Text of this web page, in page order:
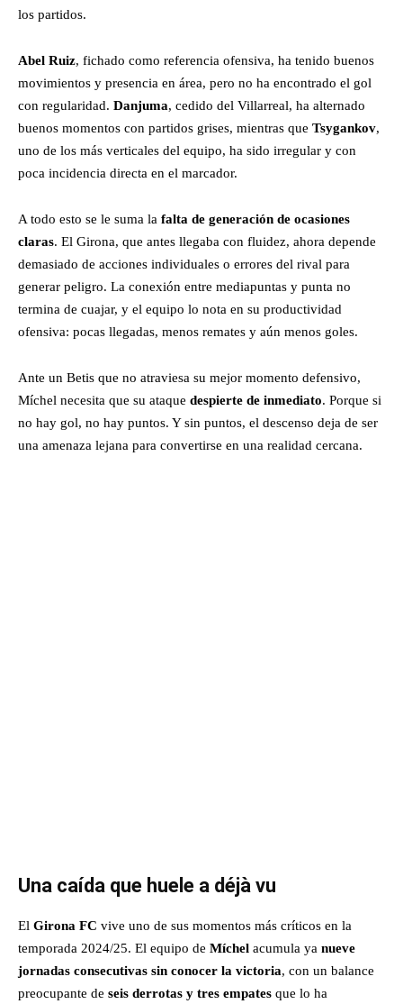
los partidos.
Abel Ruiz, fichado como referencia ofensiva, ha tenido buenos
movimientos y presencia en área, pero no ha encontrado el gol
con regularidad. Danjuma, cedido del Villarreal, ha alternado
buenos momentos con partidos grises, mientras que Tsygankov,
uno de los más verticales del equipo, ha sido irregular y con
poca incidencia directa en el marcador.
A todo esto se le suma la falta de generación de ocasiones
claras. El Girona, que antes llegaba con fluidez, ahora depende
demasiado de acciones individuales o errores del rival para
generar peligro. La conexión entre mediapuntas y punta no
termina de cuajar, y el equipo lo nota en su productividad
ofensiva: pocas llegadas, menos remates y aún menos goles.
Ante un Betis que no atraviesa su mejor momento defensivo,
Míchel necesita que su ataque despierte de inmediato. Porque si
no hay gol, no hay puntos. Y sin puntos, el descenso deja de ser
una amenaza lejana para convertirse en una realidad cercana.
Una caída que huele a déjà vu
El Girona FC vive uno de sus momentos más críticos en la
temporada 2024/25. El equipo de Míchel acumula ya nueve
jornadas consecutivas sin conocer la victoria, con un balance
preocupante de seis derrotas y tres empates que lo ha